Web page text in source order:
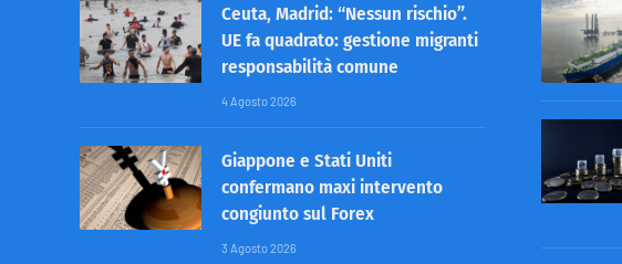
Ceuta, Madrid: “Nessun rischio”.
UE fa quadrato: gestione migranti
responsabilità comune
4 Agosto 2026
Giappone e Stati Uniti
confermano maxi intervento
congiunto sul Forex
3 Agosto 2026